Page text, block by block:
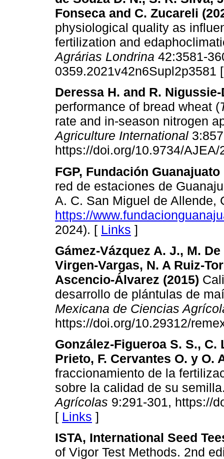
Fonseca and C. Zucareli
physiological quality as
fertilization and
Agrárias Londrina 42:3581-
0359.2021v42n6Supl2p3581
Deressa H. and R.
performance of bread wheat (
rate and in-season nitrogen
Agriculture International
https://doi.org/10.9734/
FGP, Fundación
red de estaciones de
A. C. San Miguel de Allende,
https://
2024). [ Links ]
Gámez-Vázquez A. J., M.
Virgen-Vargas, N. A Ruiz-
Ascencio-Álvarez (2015)
desarrollo de plántulas de
Mexicana de Ciencias
https://doi.org/10.29312/
González-Figueroa S. S.,
Prieto, F. Cervantes O. y O.
fraccionamiento de la
sobre la calidad de su
Agrícolas 9:291-301, https://
[ Links ]
ISTA, International Seed
of Vigor Test Methods. 2nd